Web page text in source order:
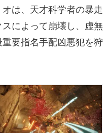
は、天才科学者の暴走
によって崩壊し、虚無
要指名手配凶悪犯を狩